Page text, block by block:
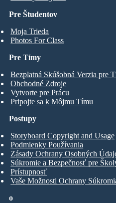
Pre Študentov
Moja Trieda
Photos For Class
Pre Tímy
Bezplatná Skúšobná Verzia pre
Obchodné Zdroje
Vytvorte pre Prácu
Pripojte sa k Môjmu Tímu
o
Postupy
Storyboard Copyright and Usage
Podmienky Používania
Zásady Ochrany Osobných
Súkromie a Bezpečnosť pre
Prístupnosť
Vaše Možnosti Ochrany